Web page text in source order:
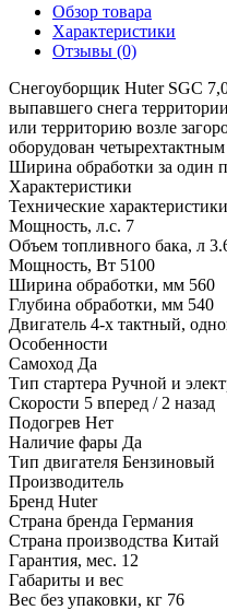
Обзор товара
Характеристики
Отзывы (0)
Снегоуборщик Huter SGC
выпавшего снега
или территорию возле
оборудован
Ширина обработки за один
Характеристики
Технические характеристики
Мощность, л.с. 7
Объем топливного бака, л
Мощность, Вт 5100
Ширина обработки, мм 560
Глубина обработки, мм 540
Двигатель 4-х тактный,
Особенности
Самоход Да
Тип стартера Ручной и
Скорости 5 вперед / 2 назад
Подогрев Нет
Наличие фары Да
Тип двигателя Бензиновый
Производитель
Бренд Huter
Страна бренда Германия
Страна производства Китай
Гарантия, мес. 12
Габариты и вес
Вес без упаковки, кг 76